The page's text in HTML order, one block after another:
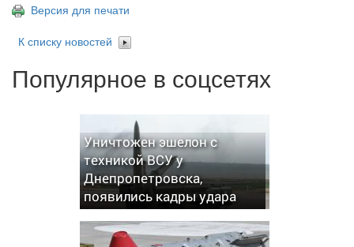
Версия для печати
К списку новостей
Популярное в соцсетях
Уничтожен эшелон с
техникой ВСУ у
Днепропетровска,
появились кадры удара